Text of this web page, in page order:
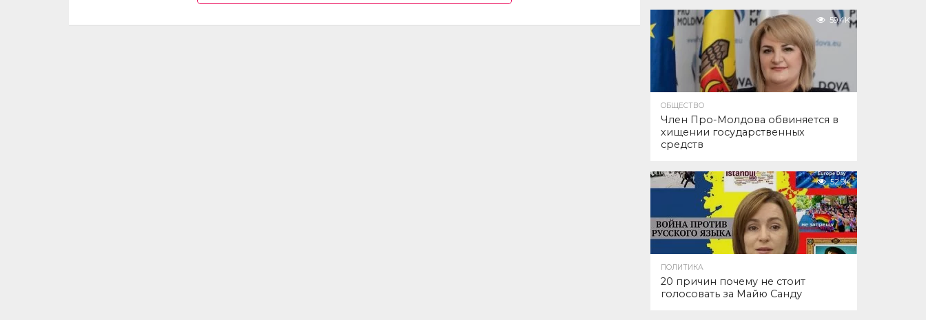
59.4K
ОБЩЕСТВО
Член Про-Молдова обвиняется в
хищении государственных
средств
52.9K
ПОЛИТИКА
20 причин почему не стоит
голосовать за Майю Санду